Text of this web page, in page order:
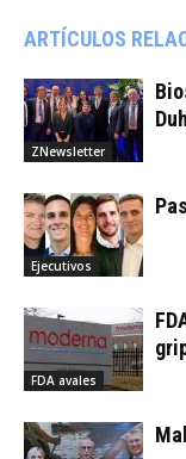
ARTÍCULOS
ZNewsletter
Ejecutivos
FDA avales